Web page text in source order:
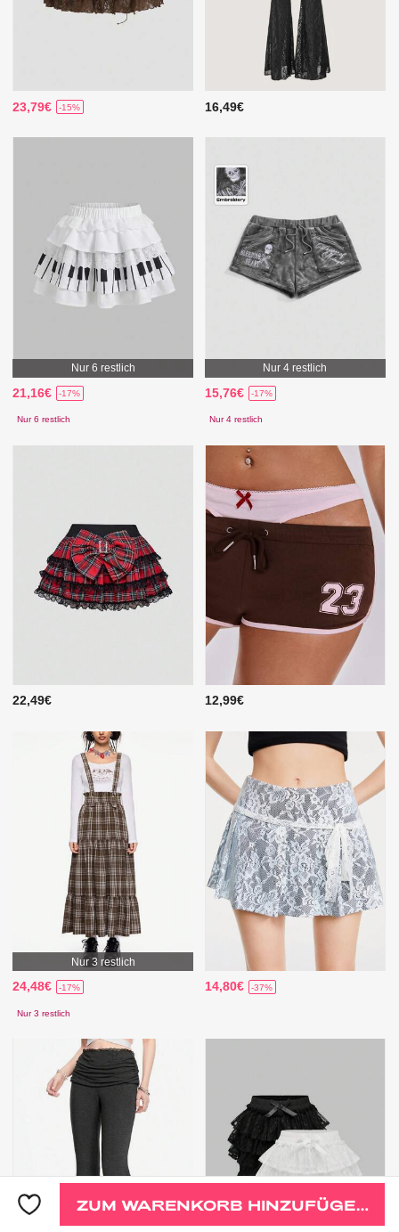
23,79€ -15% 16,49€
Nur 6 restlich
21,16€ -17%
Nur 6 restlich
Nur 4 restlich
15,76€ -17%
Nur 4 restlich
22,49€ 12,99€
Nur 3 restlich
24,48€ -17%
Nur 3 restlich
14,80€ -37%
ZUM WARENKORB HINZUFÜGEN